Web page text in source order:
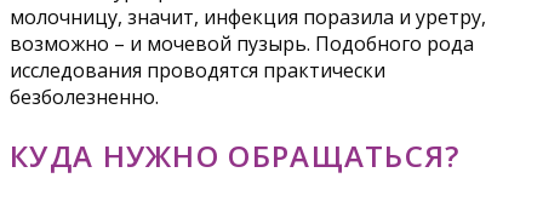
молочницу, значит, инфекция поразила и уретру,
возможно – и мочевой пузырь. Подобного рода
исследования проводятся практически
безболезненно.
КУДА НУЖНО ОБРАЩАТЬСЯ?